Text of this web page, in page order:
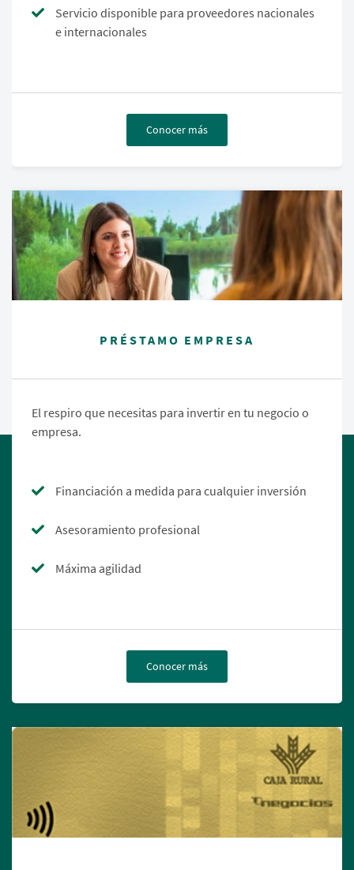
Servicio disponible para proveedores nacionales
e internacionales
Conocer más
PRÉSTAMO EMPRESA
El respiro que necesitas para invertir en tu negocio o
empresa.
Financiación a medida para cualquier inversión
Asesoramiento profesional
Máxima agilidad
Conocer más